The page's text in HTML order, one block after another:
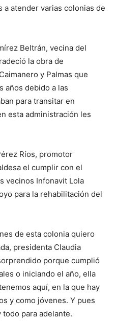
a atender varias colonias de
Beltrán, vecina del
la obra de
y Palmas que
años debido a las
para transitar en
esta administración les
Ríos, promotor
el cumplir con el
vecinos Infonavit Lola
para la rehabilitación del
de esta colonia quiero
presidenta Claudia
porque cumplió
o iniciando el año, ella
aquí, en la que hay
y como jóvenes. Y pues
para adelante.